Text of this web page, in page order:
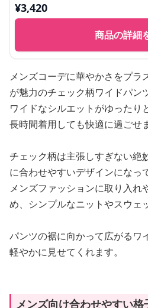
¥3,420
商品の詳細
メンズコーデに華やかさをプラ
が魅力のチェック柄ワイドパン
ワイドなシルエットがゆったり
長時間着用しても快適に過ごせ
チェック柄は主張しすぎない絶
に合わせやすいデザインになっ
メンズファッションに取り入れ
め、シンプルなニットやスウェ
パンツの裾に向かって広がるワ
軽やかに見せてくれます。
メンズ向け合わせやすい